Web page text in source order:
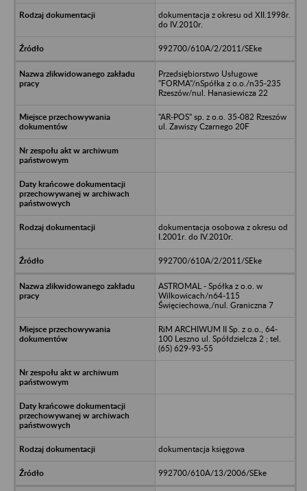
dokumentacja z okresu od XII.1998r.
do IV.2010r.
992700/610A/2/2011/SEke
Przedsiębiorstwo Usługowe
"FORMA"/nSpółka z o.o./n35-235
Rzeszów/nul. Hanasiewicza 22
"AR-POS" sp. z o.o. 35-082 Rzeszów
ul. Zawiszy Czarnego 20F
dokumentacja osobowa z okresu od
I.2001r. do IV.2010r.
992700/610A/2/2011/SEke
ASTROMAL - Spółka z o.o. w
Wilkowicach/n64-115
Święciechowa,/nul. Graniczna 7
RiM ARCHIWUM II Sp. z o.o., 64-
100 Leszno ul. Spółdzielcza 2 ; tel.
(65) 629-93-55
dokumentacja księgowa
992700/610A/13/2006/SEke